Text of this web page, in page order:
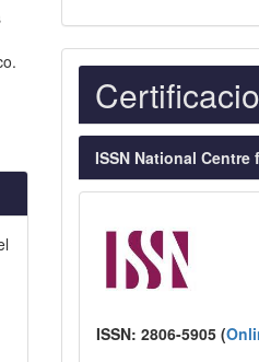
ISSN National Centre
ISSN: 2806-5905 (